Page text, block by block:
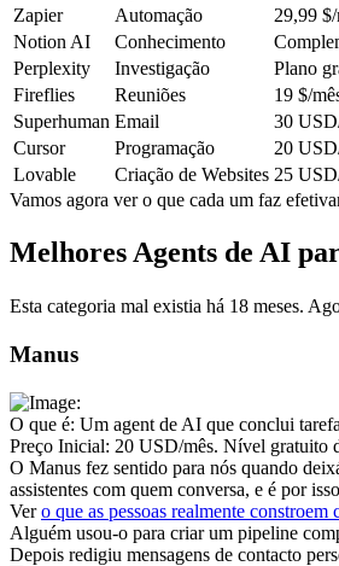
Zapier
Automação 29,99 $/
Notion AI
Conhecimento
Perplexity
Investigação Plano
Fireflies
Reuniões 19 $/
Superhuman Email 30
Cursor
Programação 20
Lovable
Criação de Websites 25
Vamos agora ver o que cada um faz
Melhores Agents de AI
Esta categoria mal existia há 18 meses.
Manus
O que é: Um agent de AI que conclui
Preço Inicial: 20 USD/mês. Nível gratuito
O Manus fez sentido para nós quando
assistentes com quem conversa, e é por
Ver o que as pessoas realmente constroem
Alguém usou-o para criar um pipeline
Depois redigiu mensagens de contacto